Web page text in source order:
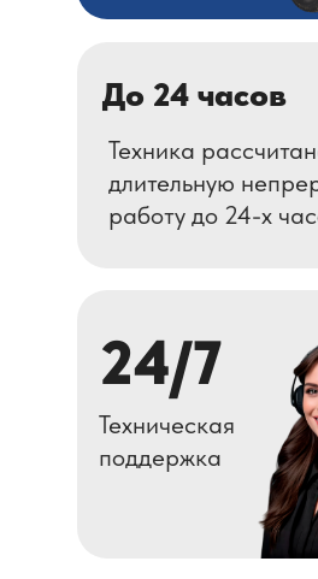
24/7
Техническая
поддержка
Техника
длительную
работу до 24-х
До 24 часов